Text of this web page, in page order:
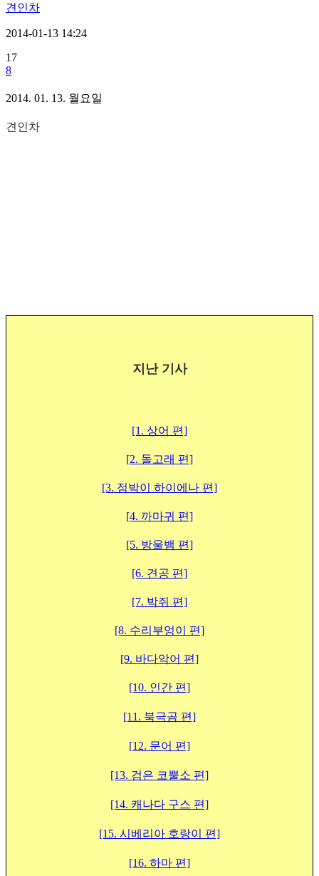
견인차
2014-01-13 14:24
17
8
2014. 01. 13. 월요일
견인차
지난 기사
[1. 상어 편]
[2. 돌고래 편]
[3. 점박이 하이에나 편]
[4. 까마귀 편]
[5. 방울뱀 편]
[6. 견공 편]
[7. 박쥐 편]
[8. 수리부엉이 편]
[9. 바다악어 편]
[10. 인간 편]
[11. 북극곰 편]
[12. 문어 편]
[13. 검은 코뿔소 편]
[14. 캐나다 구스 편]
[15. 시베리아 호랑이 편]
[16. 하마 편]